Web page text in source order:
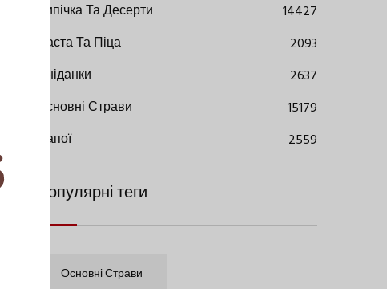
Випічка Та Десерти
14427
Паста Та Піца
2093
Сніданки
2637
Основні Страви
15179
Напої
2559
Популярні теги
Основні Страви